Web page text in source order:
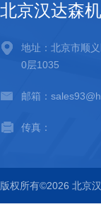
北京汉达森
地址：北京市顺
0层1035
邮箱：
传真：
版权所有©2026 北京